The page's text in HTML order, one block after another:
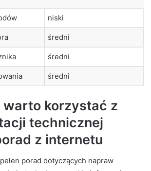
niski
średni
średni
średni
warto korzystać z
technicznej
z internetu
porad dotyczących napraw